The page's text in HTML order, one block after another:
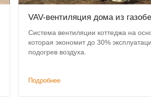
VAV-вентиляция дома из
Система вентиляции коттеджа на
которая экономит до 30%
подогрев воздуха.
Подробнее